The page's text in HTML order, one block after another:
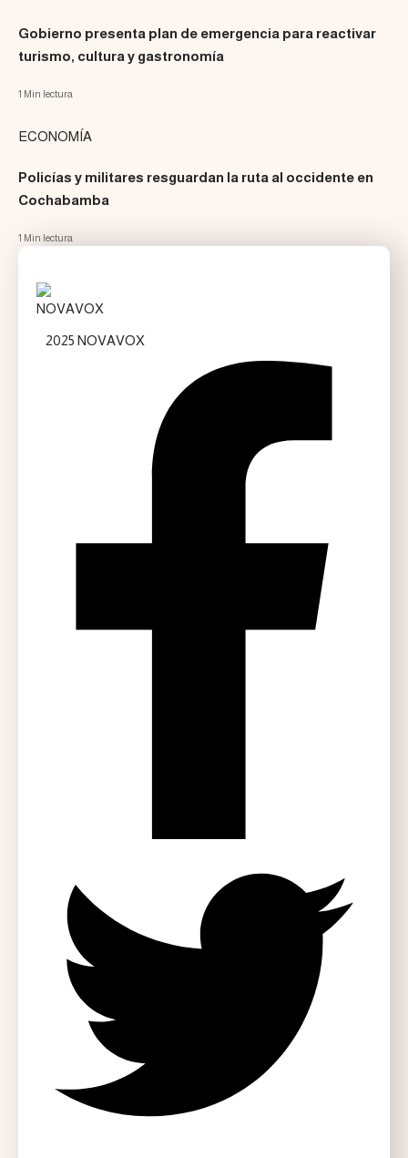
Gobierno presenta plan de emergencia para reactivar
turismo, cultura y gastronomía
1 Min lectura
ECONOMÍA
Policías y militares resguardan la ruta al occidente en
Cochabamba
1 Min lectura
2025 NOVAVOX